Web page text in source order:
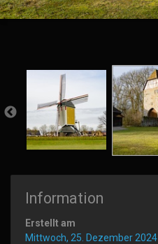
Information
Erstellt am
Mittwoch, 25. Dezember 2024